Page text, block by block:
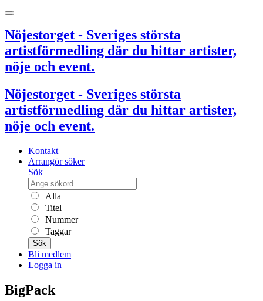
Nöjestorget - Sveriges största
artistförmedling där du hittar artister,
nöje och event.
Nöjestorget - Sveriges största
artistförmedling där du hittar artister,
nöje och event.
Kontakt
Arrangör söker
Sök
Alla
Titel
Nummer
Taggar
Sök
Bli medlem
Logga in
BigPack